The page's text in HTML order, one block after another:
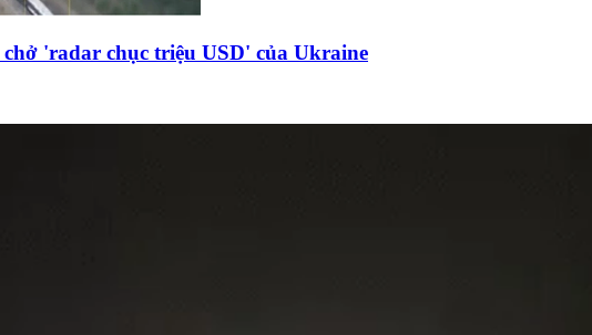
'radar chục triệu USD' của Ukraine